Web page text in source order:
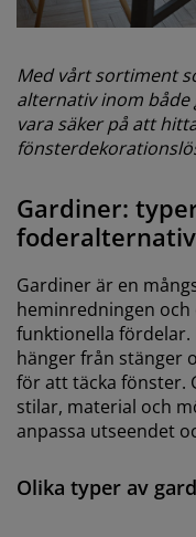
Med vårt sortiment
alternativ inom
vara säker på att
Gardiner:
foderalternativ
Gardiner är en
heminredningen
funktionella fördelar.
hänger från stänger
för att täcka fönster.
stilar, material och
anpassa utseendet
Olika typer av